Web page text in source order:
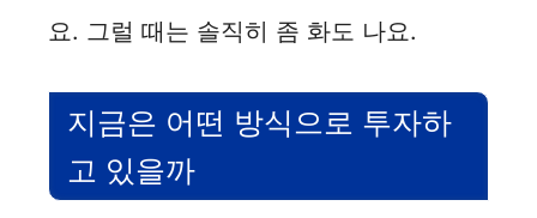
요. 그럴 때는 솔직히 좀 화도 나요.
지금은 어떤 방식으로 투자하
고 있을까